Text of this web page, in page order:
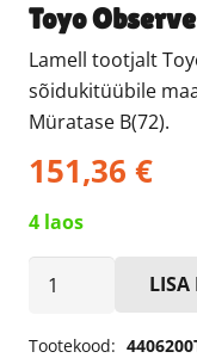
Toyo
Lamell tootjalt
sõidukitüübile
Müratase B(72).
151,36 €
4 laos
Observe
LISA
Tootekood: